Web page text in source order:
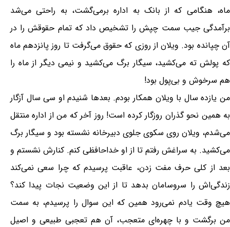
ماه، هنگامی که از بانک به اداره برمی‌گشت، به راحتی می‌شد
برآمدگی جیب سمت چپش را تشخیص داد که تمام حقوقش را در
آن چپانده بود. ویلان از روزی که حقوق می‌گرفت تا روز پانزدهم ماه
که پولش ته می‌کشید، سیگار برگ می‌کشید و نیمی دیگر از ماه را
هم سرخوش و بی‌پول بود!
من یازده سال با ویلان همکار بودم. بعدها شنیدم او سی سال آزگار
به همین نحو گذران روزگار کرده است! روز آخر که من از اداره منتقل
می‌شدم، ویلان روی سکوی جلوی دبیرخانه نشسته بود و سیگار برگ
می‌کشید. به سراغش رفتم تا از او خداحافظی کنم. کنارش نشستم و
بعد از کلی حرف مفت زدن، عاقبت پرسیدم که چرا سعی نمی‌کند
زندگی‌اش را سروسامان بدهد تا از این وضعیت نجات پیدا کند؟
هیچ وقت یادم نمی‌رود همین که این سوال را پرسیدم، به سمت
من برگشت و با چهره‌ای متعجب، آن هم تعجبی طبیعی و اصیل